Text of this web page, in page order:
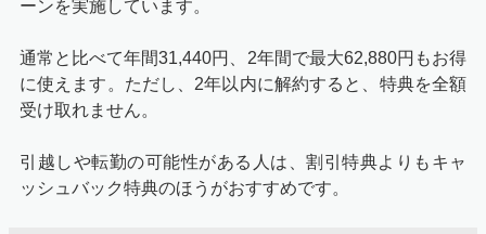
ーンを実施しています。
通常と比べて年間31,440円、2年間で最大62,880円もお得
に使えます。ただし、2年以内に解約すると、特典を全額
受け取れません。
引越しや転勤の可能性がある人は、割引特典よりもキャ
ッシュバック特典のほうがおすすめです。